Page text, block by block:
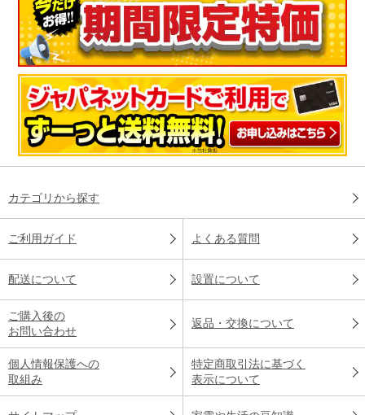
カテゴリから探す
ご利用ガイド よくある質問
配送について 設置について
ご購入後の
お問い合わせ
返品・交換について
個人情報保護への
取組み
特定商取引法に基づく
表示について